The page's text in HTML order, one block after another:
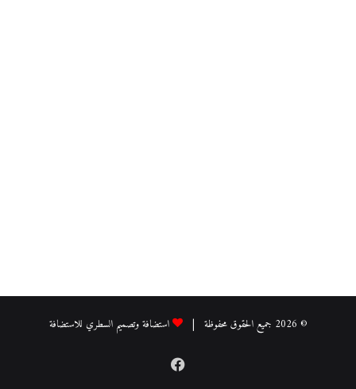
© 2026 جميع الحقوق محفوظة | استضافة وتصميم السطري للاستضافة